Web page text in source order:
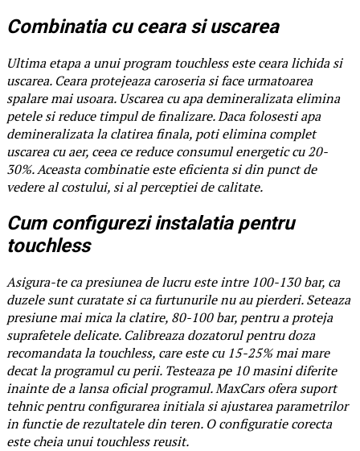
Combinatia cu ceara si uscarea
Ultima etapa a unui program touchless este ceara lichida si
uscarea. Ceara protejeaza caroseria si face urmatoarea
spalare mai usoara. Uscarea cu apa demineralizata elimina
petele si reduce timpul de finalizare. Daca folosesti apa
demineralizata la clatirea finala, poti elimina complet
uscarea cu aer, ceea ce reduce consumul energetic cu 20-
30%. Aceasta combinatie este eficienta si din punct de
vedere al costului, si al perceptiei de calitate.
Cum configurezi instalatia pentru
touchless
Asigura-te ca presiunea de lucru este intre 100-130 bar, ca
duzele sunt curatate si ca furtunurile nu au pierderi. Seteaza
presiune mai mica la clatire, 80-100 bar, pentru a proteja
suprafetele delicate. Calibreaza dozatorul pentru doza
recomandata la touchless, care este cu 15-25% mai mare
decat la programul cu perii. Testeaza pe 10 masini diferite
inainte de a lansa oficial programul. MaxCars ofera suport
tehnic pentru configurarea initiala si ajustarea parametrilor
in functie de rezultatele din teren. O configuratie corecta
este cheia unui touchless reusit.